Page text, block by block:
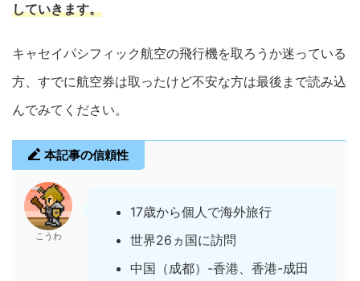
していきます。
キャセイパシフィック航空の飛行機を取ろうか迷っている
方、すでに航空券は取ったけど不安な方は最後まで読み込
んでみてください。
本記事の信頼性
こうわ
17歳から個人で海外旅行
世界26ヵ国に訪問
中国（成都）-香港、香港-成田